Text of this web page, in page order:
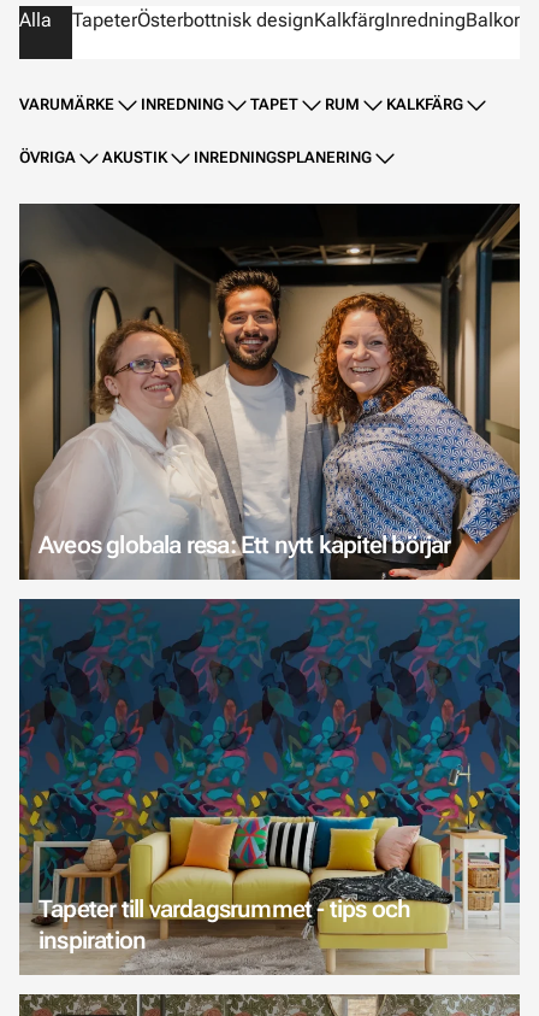
Alla TapeterÖsterbottnisk designKalkfärgInredning
VARUMÄRKE INREDNING TAPET RUM KALKFÄRG
ÖVRIGA AKUSTIK INREDNINGSPLANERING
Aveos globala resa: Ett nytt kapitel börjar
Tapeter till vardagsrummet - tips och
inspiration